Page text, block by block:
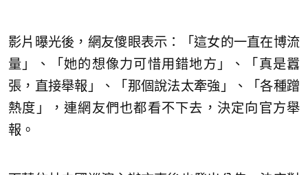
影片曝光後，網友傻眼表示：「這女的一直在博流
量」、「她的想像力可惜用錯地方」、「真是囂
張，直接舉報」、「那個說法太牽強」、「各種蹭
熱度」，連網友們也都看不下去，決定向官方舉
報。